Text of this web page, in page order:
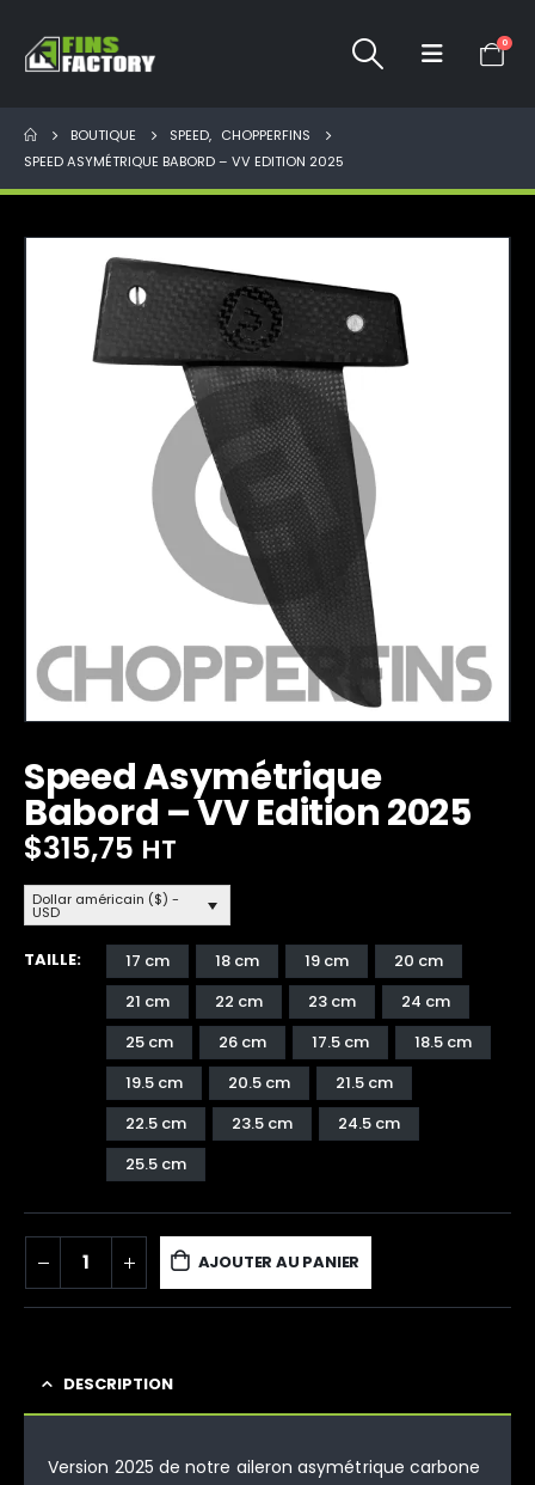
0
BOUTIQUE SPEED, CHOPPERFINS
SPEED ASYMÉTRIQUE BABORD – VV EDITION 2025
Speed Asymétrique
Babord – VV Edition 2025
$315,75 HT
Dollar américain ($) -
USD
TAILLE 17 cm 18 cm 19 cm
20 cm
21 cm
22 cm 23 cm
24 cm
25 cm
26 cm 17.5 cm
18.5 cm
19.5 cm
20.5 cm
21.5 cm
22.5 cm
23.5 cm
24.5 cm
25.5 cm
AJOUTER AU PANIER
DESCRIPTION
Version 2025 de notre aileron asymétrique carbone